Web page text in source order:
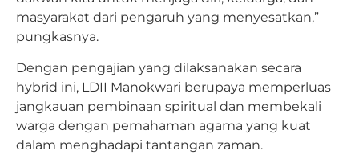
masyarakat dari pengaruh yang menyesatkan,”
pungkasnya.
Dengan pengajian yang dilaksanakan secara
hybrid ini, LDII Manokwari berupaya memperluas
jangkauan pembinaan spiritual dan membekali
warga dengan pemahaman agama yang kuat
dalam menghadapi tantangan zaman.